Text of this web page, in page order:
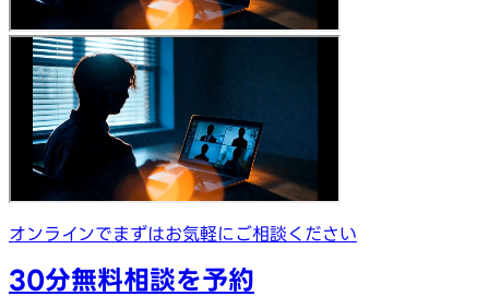
オンラインでまずはお気軽にご相談ください
30分無料相談を予約